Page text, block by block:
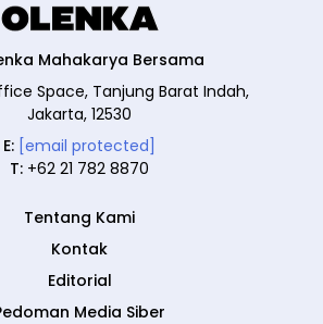
Mahakarya Bersama
Space, Tanjung Barat Indah,
Jakarta, 12530
E: [email protected]
T: +62 21 782 8870
Tentang Kami
Kontak
Editorial
Media Siber